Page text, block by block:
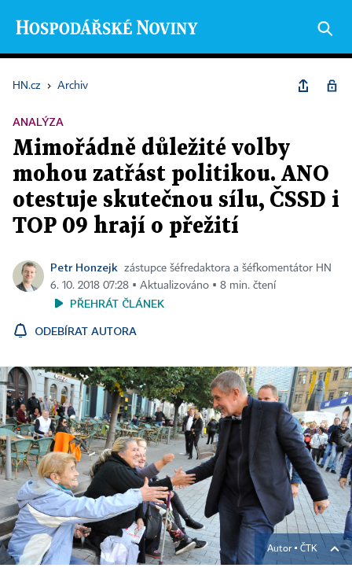
HN.cz › Archiv
ANALÝZA
Mimořádně důležité volby
mohou zatřást politikou. ANO
otestuje skutečnou sílu, ČSSD i
TOP 09 hrají o přežití
Petr Honzejk
zástupce šéfredaktora a šéfkomentátor HN
6. 10. 2018 07:28 ▪ Aktualizováno ▪ 8 min. čtení
PŘEHRÁT ČLÁNEK
ODEBÍRAT AUTORA
Autor ▪ ČTK